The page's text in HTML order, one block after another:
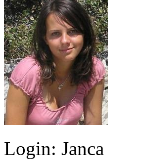
Login: Janca